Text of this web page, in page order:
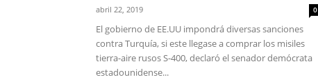
abril 22, 2019 0
El gobierno de EE.UU impondrá diversas sanciones
contra Turquía, si este llegase a comprar los misiles
tierra-aire rusos S-400, declaró el senador demócrata
estadounidense...